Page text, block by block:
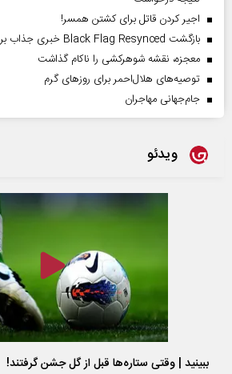
اجیر کردن قاتل برای کشتن همسر!
بازگشت Black Flag Resynced خبری جذاب برای دوستداران بازی
معجزه، نقشه شوهرکشی را ناکام گذاشت
توصیه‌های هلال‌احمر برای روز‌های گرم
جام‌جهانی مهاجران
ویدئو
ببینید | وقتی ستاره‌ها قبل از گل جشن گرفتند!